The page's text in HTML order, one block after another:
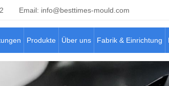
Email: info@besttimes-mould.com
Produkte Über uns Fabrik & Einrichtung